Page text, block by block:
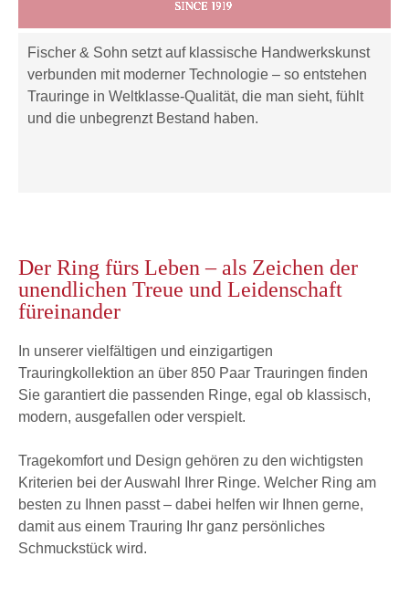
Fischer & Sohn setzt auf klassische Handwerkskunst
verbunden mit moderner Technologie – so entstehen
Trauringe in Weltklasse-Qualität, die man sieht, fühlt
und die unbegrenzt Bestand haben.
Der Ring fürs Leben – als Zeichen der
unendlichen Treue und Leidenschaft
füreinander
In unserer vielfältigen und einzigartigen
Trauringkollektion an über 850 Paar Trauringen finden
Sie garantiert die passenden Ringe, egal ob klassisch,
modern, ausgefallen oder verspielt.
Tragekomfort und Design gehören zu den wichtigsten
Kriterien bei der Auswahl Ihrer Ringe. Welcher Ring am
besten zu Ihnen passt – dabei helfen wir Ihnen gerne,
damit aus einem Trauring Ihr ganz persönliches
Schmuckstück wird.